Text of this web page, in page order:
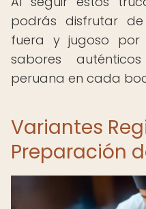
podrás disfrutar
fuera y jugoso por
sabores
peruana en cada
Variantes
Preparación